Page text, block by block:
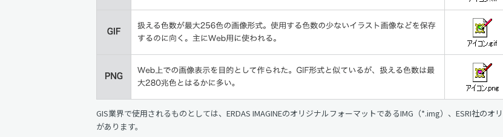
GIS業界で使用されるものとしては、ERDAS IMAGINEのオリジナルフォーマットであるIMG（*.img）、ESRI社のオ
があります。